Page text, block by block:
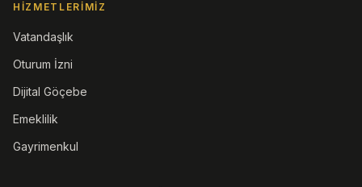
HIZMETLERIMIZ
Vatandaşlık
Oturum İzni
Dijital Göçebe
Emeklilik
Gayrimenkul